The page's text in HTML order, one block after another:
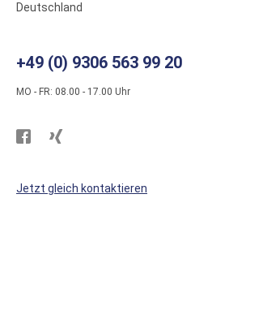
Deutschland
+49 (0) 9306 563 99 20
MO - FR: 08.00 - 17.00 Uhr
Besuchen
WS
WS
Jetzt gleich kontaktieren